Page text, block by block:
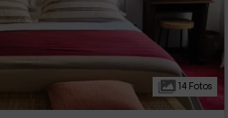
14 Fotos